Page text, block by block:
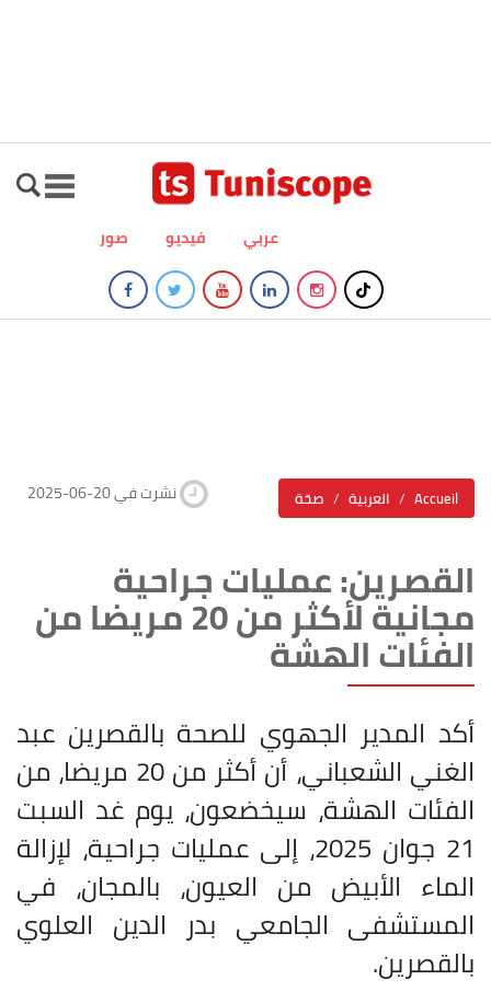
صور فيديو عربي
صحّة العربية Accueil 2025-06-20 نشرت في
القصرين: عمليات جراحية
مجانية لأكثر من 20 مريضا من
الفئات الهشة
أكد المدير الجهوي للصحة بالقصرين عبد
الغني الشعباني، أن أكثر من 20 مريضا، من
الفئات الهشة، سيخضعون، يوم غد السبت
21 جوان 2025، إلى عمليات جراحية، لإزالة
الماء الأبيض من العيون، بالمجان، في
المستشفى الجامعي بدر الدين العلوي
بالقصرين.